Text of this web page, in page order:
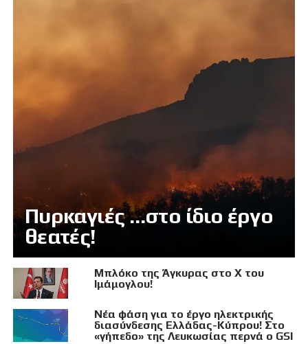
Πυρκαγιές …στο ίδιο έργο
θεατές!
Μπλόκο της Άγκυρας στο X του
Ιμάμογλου!
Νέα φάση για το έργο ηλεκτρικής
διασύνδεσης Ελλάδας-Κύπρου! Στο
«γήπεδο» της Λευκωσίας περνά ο GSI